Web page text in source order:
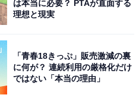
とも解釈できるセリフも織
の2021年のドラマ『ファル
ー』を未見だったり、4年前
』の内容をほとんど覚えて
は本当に必要？ PTAが直面する
理想と現実
「青春18きっぷ」販売激減の裏
に何が？ 連続利用の厳格化だけ
ではない「本当の理由」